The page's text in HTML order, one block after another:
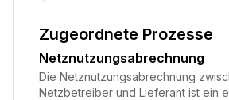
Zugeordnete Prozesse
Netznutzungsabrechnung
Die Netznutzungsabrechnung
Netzbetreiber und Lieferant ist ein